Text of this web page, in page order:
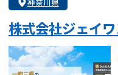
業者案件歓迎
株式会社ジェイ